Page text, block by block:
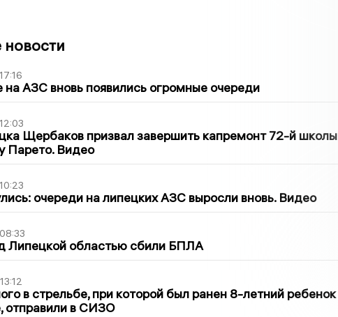
новости
на АЗС вновь появились огромные очереди
Щербаков призвал завершить капремонт 72-й школы
Парето. Видео
очереди на липецких АЗС выросли вновь. Видео
Липецкой областью сбили БПЛА
в стрельбе, при которой был ранен 8-летний ребенок
отправили в СИЗО